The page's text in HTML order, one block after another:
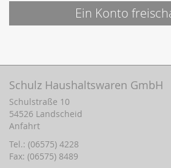
Ein Konto
Schulz Haushaltswaren GmbH
Schulstraße 10
54526 Landscheid
Anfahrt
Tel.: (06575) 4228
Fax: (06575) 8489